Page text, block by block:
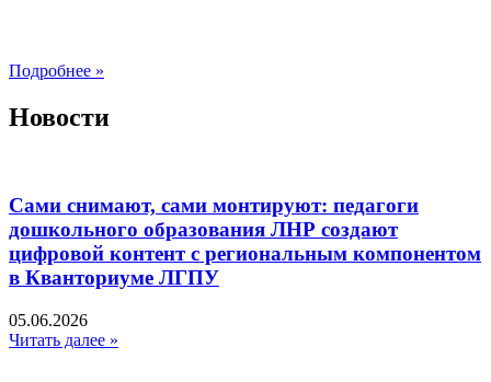
Подробнее »
Новости
Сами снимают, сами монтируют: педагоги
дошкольного образования ЛНР создают
цифровой контент с региональным компонентом
в Кванториуме ЛГПУ​
05.06.2026
Читать далее »